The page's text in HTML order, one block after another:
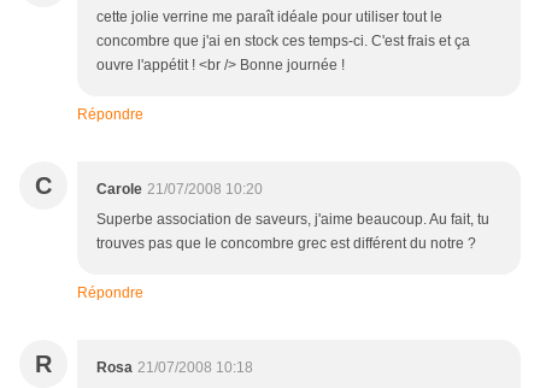
cette jolie verrine me paraît idéale pour utiliser tout le
concombre que j'ai en stock ces temps-ci. C'est frais et ça
ouvre l'appétit ! <br /> Bonne journée !
Répondre
C Carole 21/07/2008 10:20
Superbe association de saveurs, j'aime beaucoup. Au fait, tu
trouves pas que le concombre grec est différent du notre ?
Répondre
R Rosa 21/07/2008 10:18